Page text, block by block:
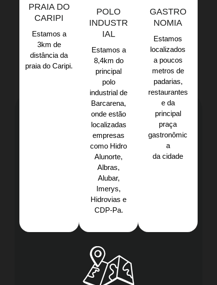
PRAIA DO
CARIPI
Estamos a
3km de
distância da
praia do Caripi.​
POLO
INDUSTR
IAL
Estamos a
8,4km do
principal
polo
industrial de
Barcarena,
onde estão
localizadas
empresas
como Hidro
Alunorte,
Albras,
Alubar,
Imerys,
Hidrovias e
CDP-Pa.​
GASTRO
NOMIA
Estamos
localizados
a poucos
metros de
padarias,
restaurantes
e da
principal
praça
gastronômic
a
da cidade